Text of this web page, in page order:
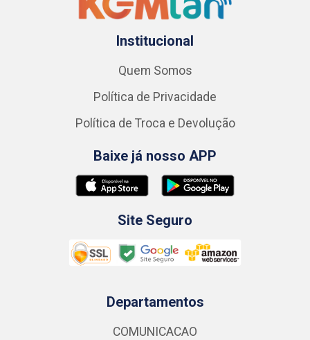
Institucional
Quem Somos
Política de Privacidade
Política de Troca e Devolução
Baixe já nosso APP
Site Seguro
Departamentos
COMUNICACAO